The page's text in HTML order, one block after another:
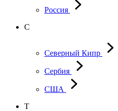
Россия
С
Северный Кипр
Сербия
США
Т